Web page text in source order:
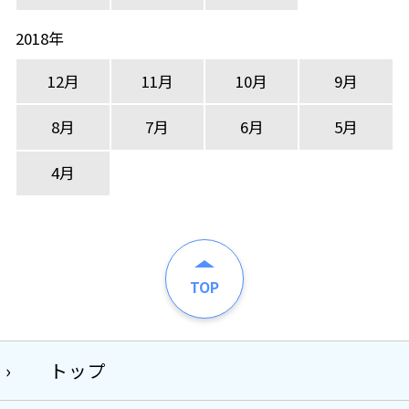
2018年
12月
11月 10月 9月
8月 7月 6月 5月
4月
TOP
トップ